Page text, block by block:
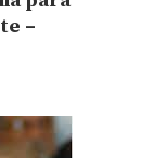
–